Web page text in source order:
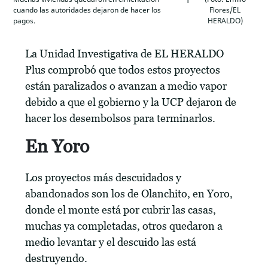
cuando las autoridades dejaron de hacer los
pagos.
Flores/EL
HERALDO)
La Unidad Investigativa de EL HERALDO
Plus comprobó que todos estos proyectos
están paralizados o avanzan a medio vapor
debido a que el gobierno y la UCP dejaron de
hacer los desembolsos para terminarlos.
En Yoro
Los proyectos más descuidados y
abandonados son los de Olanchito, en Yoro,
donde el monte está por cubrir las casas,
muchas ya completadas, otros quedaron a
medio levantar y el descuido las está
destruyendo.